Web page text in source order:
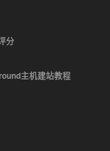
分
主机建站教程